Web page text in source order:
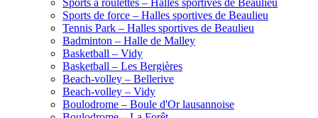
Sports de force – Halles sportives de Beaulieu
Tennis Park – Halles sportives de Beaulieu
Badminton – Halle de Malley
Basketball – Vidy
Basketball – Les Bergières
Beach-volley – Bellerive
Beach-volley – Vidy
Boulodrome – Boule d'Or lausannoise